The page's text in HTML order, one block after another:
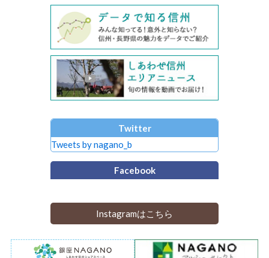
Twitter
Tweets by nagano_b
Facebook
Instagramはこちら